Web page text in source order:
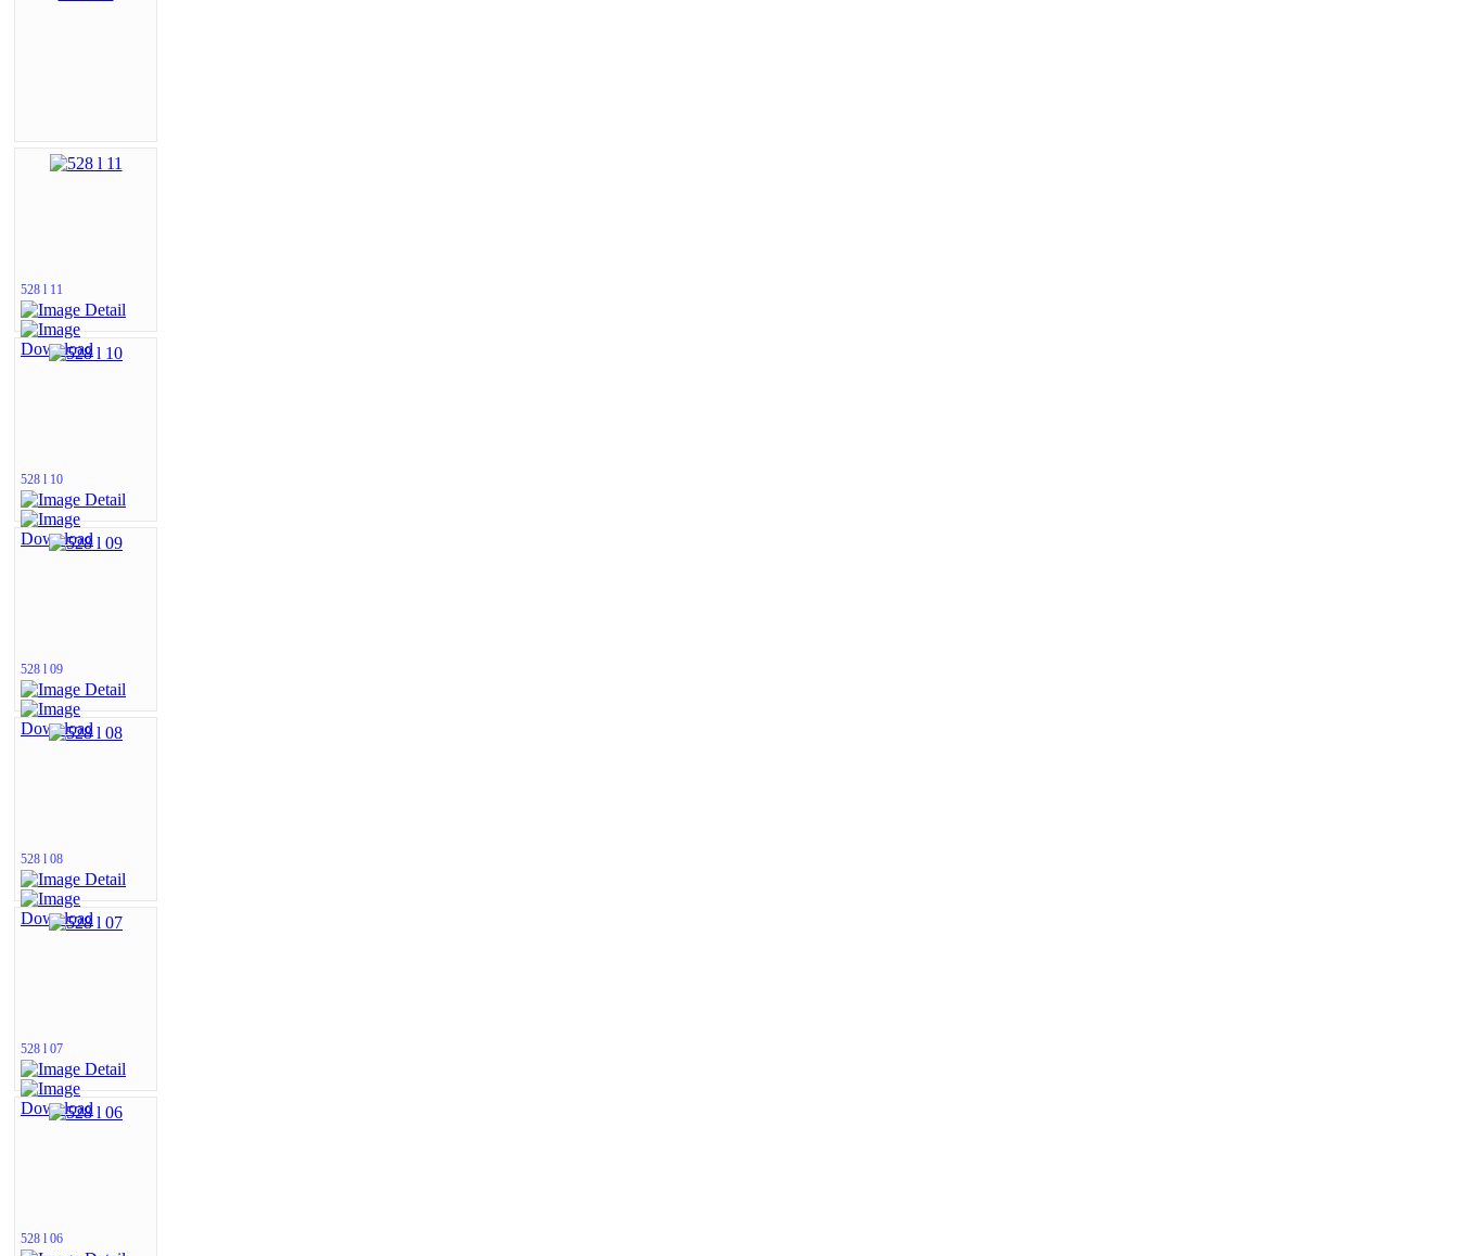
528 l 11
528 l 10
528 l 09
528 l 08
528 l 07
528 l 06